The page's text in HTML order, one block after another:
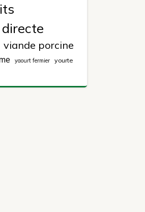
viande porcine
yaourt fermier yourte